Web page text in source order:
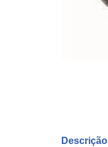
Descrição